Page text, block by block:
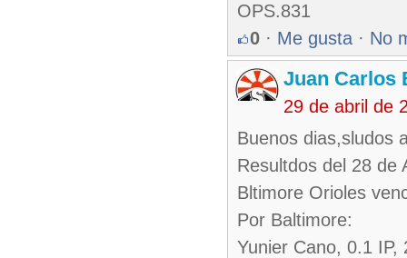
OPS.831
0 · Me gusta · No
Juan Carlos
29 de abril de
Buenos dias,sludos
Resultdos del 28 de
Bltimore Orioles
Por Baltimore:
Yunier Cano, 0.1